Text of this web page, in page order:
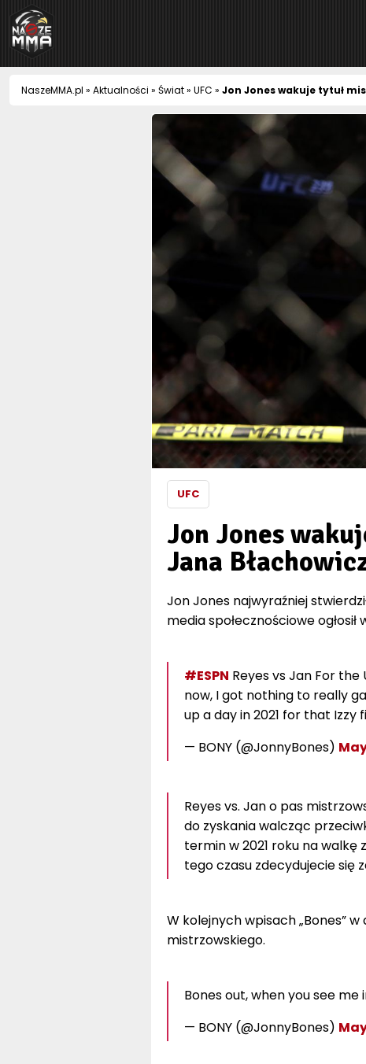
NaszeMMA
NaszeMMA.pl » Aktualności » Świat» UFC » Jon Jones wakuje tytuł
UFC
Jon Jones
Jana
Jon Jones najwyraźniej
media społecznościowe
#ESPN Reyes vs Jan For
now, I got nothing to really
up a day in 2021 for that
— BONY (@JonnyBones)
Reyes vs. Jan o pas
do zyskania walcząc
termin w 2021 roku na walkę
tego czasu zdecydujecie się
W kolejnych wpisach „Bones”
mistrzowskiego.
Bones out, when you see
— BONY (@JonnyBones)